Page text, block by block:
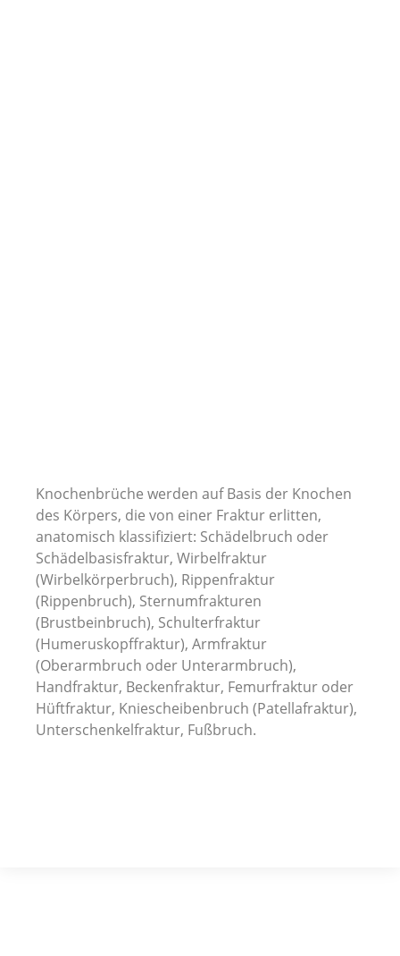
Knochenbrüche werden auf Basis der Knochen
des Körpers, die von einer Fraktur erlitten,
anatomisch klassifiziert: Schädelbruch oder
Schädelbasisfraktur, Wirbelfraktur
(Wirbelkörperbruch), Rippenfraktur
(Rippenbruch), Sternumfrakturen
(Brustbeinbruch), Schulterfraktur
(Humeruskopffraktur), Armfraktur
(Oberarmbruch oder Unterarmbruch),
Handfraktur, Beckenfraktur, Femurfraktur oder
Hüftfraktur, Kniescheibenbruch (Patellafraktur),
Unterschenkelfraktur, Fußbruch.